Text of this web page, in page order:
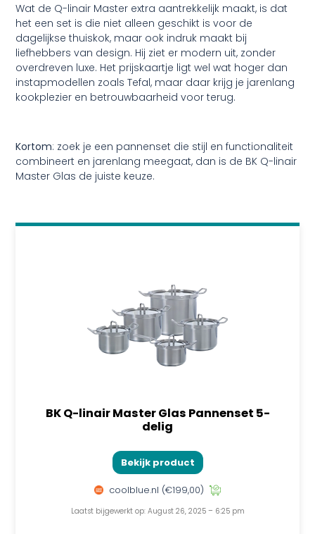
Wat de Q-linair Master extra aantrekkelijk maakt, is dat
het een set is die niet alleen geschikt is voor de
dagelijkse thuiskok, maar ook indruk maakt bij
liefhebbers van design. Hij ziet er modern uit, zonder
overdreven luxe. Het prijskaartje ligt wel wat hoger dan
instapmodellen zoals Tefal, maar daar krijg je jarenlang
kookplezier en betrouwbaarheid voor terug.
Kortom: zoek je een pannenset die stijl en functionaliteit
combineert en jarenlang meegaat, dan is de BK Q-linair
Master Glas de juiste keuze.
BK Q-linair Master Glas Pannenset 5-
delig
Bekijk product
coolblue.nl (€199,00)
Laatst bijgewerkt op: August 26, 2025 – 6:25 pm